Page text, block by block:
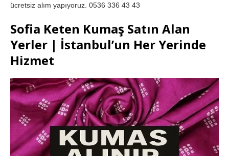
ücretsiz alım yapıyoruz. 0536 336 43 43
Sofia Keten Kumaş Satın Alan
Yerler | İstanbul’un Her Yerinde
Hizmet